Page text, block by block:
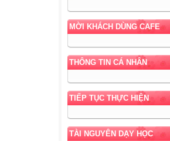
MỜI KHÁCH DÙNG CAFE
THÔNG TIN CÁ NHÂN
TIẾP TỤC THỰC HIỆN
TÀI NGUYÊN DẠY HỌC